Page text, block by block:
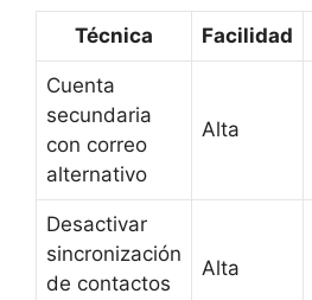
Técnica Facilidad
Cuenta
secundaria
con correo
alternativo
Alta
Desactivar
sincronización
de contactos
Alta